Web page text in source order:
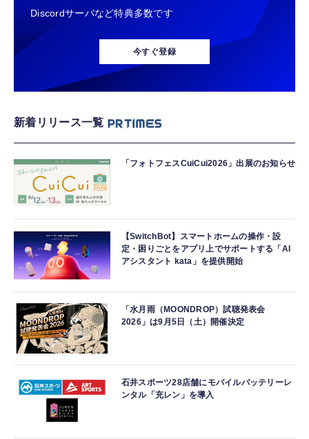
Discordサーバなど特典多数です
今すぐ登録
新着リリース一覧
「フォトフェスCuiCui2026」出展のお知らせ
【SwitchBot】スマートホームの操作・設
定・困りごとをアプリ上でサポートする「AI
アシスタント kata」を提供開始
「水月雨（MOONDROP）試聴発表会
2026」は9月5日（土）開催決定
石井スポーツ28店舗にモバイルバッテリーレ
ンタル「充レン」を導入